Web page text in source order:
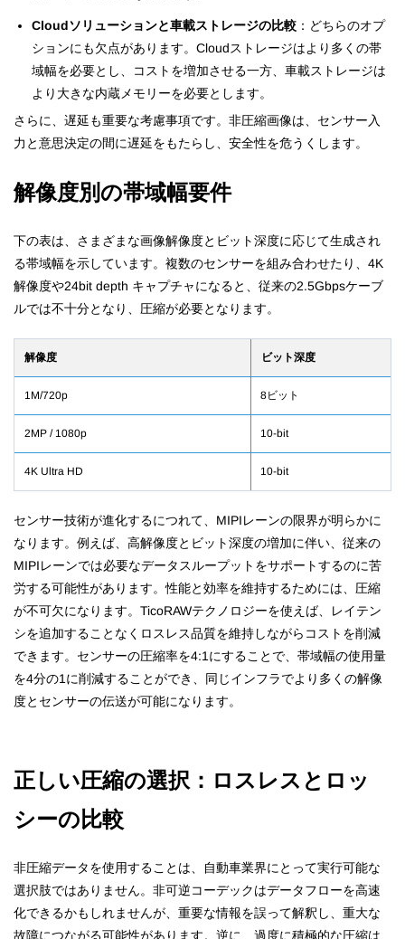
Cloudソリューションと車載ストレージの比較 ：どちらのオプ
ションにも欠点があります。Cloudストレージはより多くの帯
域幅を必要とし、コストを増加させる一方、車載ストレージは
より大きな内蔵メモリーを必要とします。
さらに、遅延も重要な考慮事項です。非圧縮画像は、センサー入
力と意思決定の間に遅延をもたらし、安全性を危うくします。
解像度別の帯域幅要件
下の表は、さまざまな画像解像度とビット深度に応じて生成され
る帯域幅を示しています。複数のセンサーを組み合わせたり、4K
解像度や24bit depth キャプチャになると、従来の2.5Gbpsケーブ
ルでは不十分となり、圧縮が必要となります。
解像度 ビット深度
1M/720p 8ビット
2MP / 1080p 10-bit
4K Ultra HD 10-bit
センサー技術が進化するにつれて、MIPIレーンの限界が明らかに
なります。例えば、高解像度とビット深度の増加に伴い、従来の
MIPIレーンでは必要なデータスループットをサポートするのに苦
労する可能性があります。性能と効率を維持するためには、圧縮
が不可欠になります。TicoRAWテクノロジーを使えば、レイテン
シを追加することなくロスレス品質を維持しながらコストを削減
できます。センサーの圧縮率を4:1にすることで、帯域幅の使用量
を4分の1に削減することができ、同じインフラでより多くの解像
度とセンサーの伝送が可能になります。
正しい圧縮の選択：ロスレスとロッ
シーの比較
非圧縮データを使用することは、自動車業界にとって実行可能な
選択肢ではありません。非可逆コーデックはデータフローを高速
化できるかもしれませんが、重要な情報を誤って解釈し、重大な
故障につながる可能性があります。逆に、過度に積極的な圧縮は